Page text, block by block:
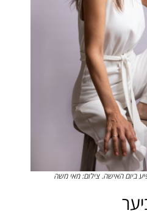
ביום האישה. צילום: מאי משה